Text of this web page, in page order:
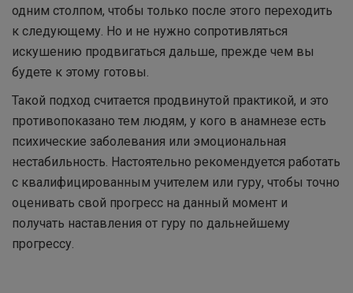
одним столпом, чтобы только после этого переходить
к следующему. Но и не нужно сопротивляться
искушению продвигаться дальше, прежде чем вы
будете к этому готовы.
Такой подход считается продвинутой практикой, и это
противопоказано тем людям, у кого в анамнезе есть
психические заболевания или эмоциональная
нестабильность. Настоятельно рекомендуется работать
с квалифицированным учителем или гуру, чтобы точно
оценивать свой прогресс на данный момент и
получать наставления от гуру по дальнейшему
прогрессу.